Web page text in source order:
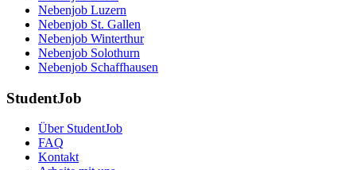
Nebenjob Luzern
Nebenjob St. Gallen
Nebenjob Winterthur
Nebenjob Solothurn
Nebenjob Schaffhausen
StudentJob
Über StudentJob
FAQ
Kontakt